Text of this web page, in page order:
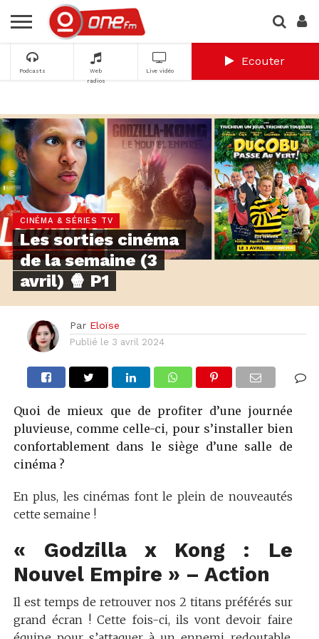
Podcasts
Web
radios
Live vidéo
Ecouter
CINÉMA & SÉRIES TV
Les sorties cinéma
de la semaine (3
avril) 🍿 P1
Par Eloïse
Publié le 3 avril 2024
Quoi de mieux que de profiter d’une journée
pluvieuse, comme celle-ci, pour s’installer bien
confortablement dans le siège d’une salle de
cinéma ?
En plus, les cinémas font le plein de nouveautés
cette semaine !
« Godzilla x Kong : Le
Nouvel Empire » – Action
Il est temps de retrouver nos 2 titans préférés sur
grand écran ! Cette fois-ci, ils vont devoir faire